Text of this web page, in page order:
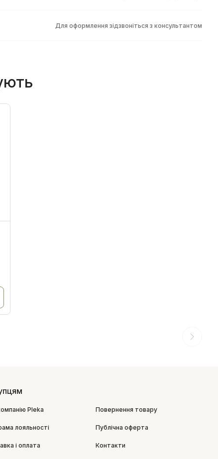
Для оформлення зідзвоніться з консультантом
Pleka Повернення товару
лояльності Публічна оферта
і оплата Контакти